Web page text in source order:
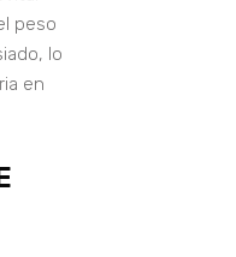
peso
lo
en